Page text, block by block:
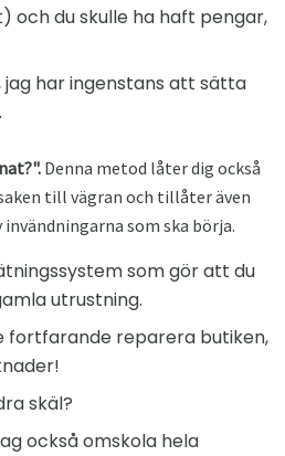
och du skulle ha haft pengar,
jag har ingenstans att sätta
Denna metod låter dig också
till vägran och tillåter även
som ska börja.
som gör att du
utrustning.
fortfarande reparera butiken,
skäl?
också omskola hela